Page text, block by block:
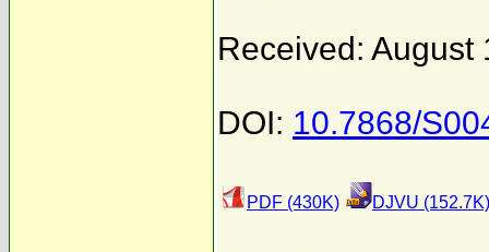
Received: August
DOI: 10.7868/
PDF (430K) DJVU (152.7K)